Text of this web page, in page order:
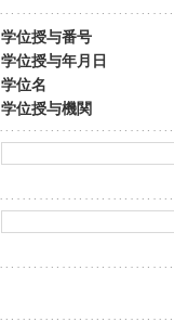
学位授与番号
学位授与年月日
学位名
学位授与機関